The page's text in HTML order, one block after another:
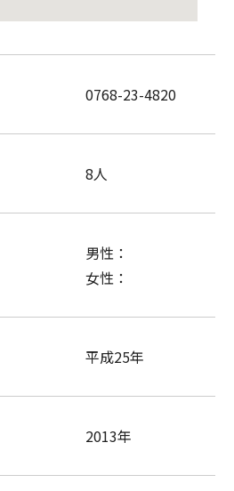
0768-23-4820
8人
男性：
女性：
平成25年
2013年